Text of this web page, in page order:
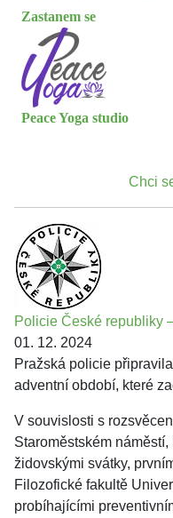
Zastanem se
Peace Yoga studio
Chci
Policie České republiky
01. 12. 2024
Pražská policie
adventní období, které
V souvislosti s
Staroměstském
židovskými svátky,
Filozofické fakultě
probíhajícími